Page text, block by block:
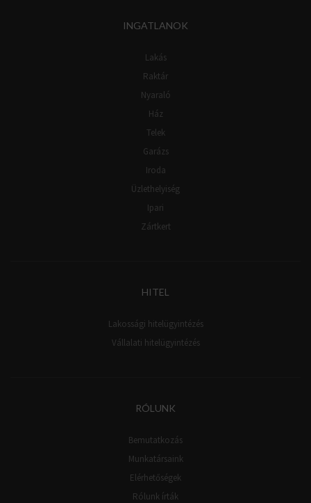
INGATLANOK
Lakás
Raktár
Nyaraló
Ház
Telek
Garázs
Iroda
Üzlethelyiség
Ipari
Zártkert
HITEL
Lakossági hitelügyintézés
Vállalati hitelügyintézés
RÓLUNK
Bemutatkozás
Munkatársaink
Elérhetőségek
Rólunk írták